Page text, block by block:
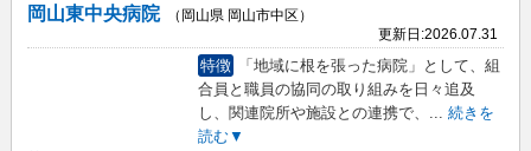
岡山東中央病院
（岡山県 岡山市中区）
更新日:2026.07.31
特徴
「地域に根を張った病院」として、組
合員と職員の協同の取り組みを日々追及
し、関連院所や施設との連携で、 ... 続きを
読む▼